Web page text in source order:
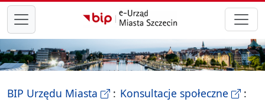
przejdź do głównego menu
BIP Urzędu Miasta - Biletyn Informacji Publicznej
Konsultacje społeczne-